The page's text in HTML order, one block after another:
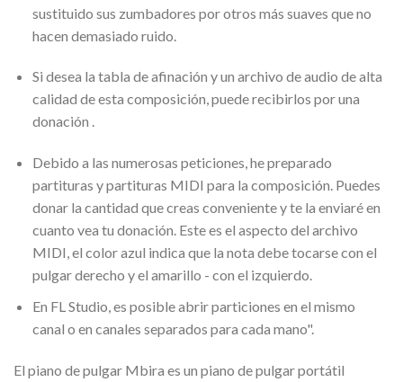
sustituido sus zumbadores por otros más suaves que no
hacen demasiado ruido.
Si desea la tabla de afinación y un archivo de audio de alta
calidad de esta composición, puede recibirlos por una
donación .
Debido a las numerosas peticiones, he preparado
partituras y partituras MIDI para la composición. Puedes
donar la cantidad que creas conveniente y te la enviaré en
cuanto vea tu donación. Este es el aspecto del archivo
MIDI, el color azul indica que la nota debe tocarse con el
pulgar derecho y el amarillo - con el izquierdo.
En FL Studio, es posible abrir particiones en el mismo
canal o en canales separados para cada mano".
El piano de pulgar Mbira es un piano de pulgar portátil